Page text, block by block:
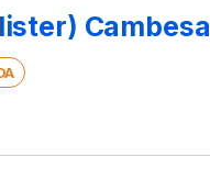
Cambesa